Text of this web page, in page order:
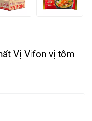
Vị Vifon vị tôm